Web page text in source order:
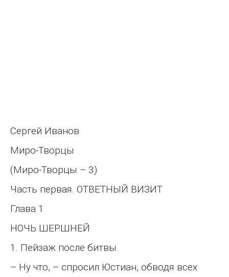
Сергей Иванов
Миро-Творцы
(Миро-Творцы – 3)
Часть первая. ОТВЕТНЫЙ ВИЗИТ
Глава 1
НОЧЬ ШЕРШНЕЙ
1. Пейзаж после битвы
– Ну что, – спросил Юстиан, обводя всех